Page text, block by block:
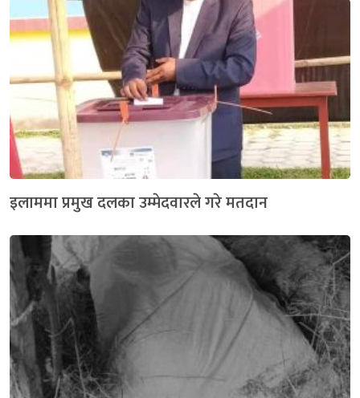
इलाममा प्रमुख दलका उम्मेदवारले गरे मतदान